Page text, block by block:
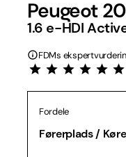
Peugeot
1.6 e-HDI
FDMs
Fordele
Førerplads /